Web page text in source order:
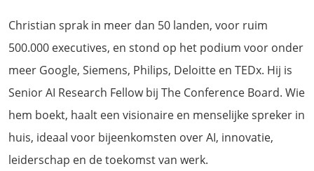
Christian sprak in meer dan 50 landen, voor ruim
500.000 executives, en stond op het podium voor onder
meer Google, Siemens, Philips, Deloitte en TEDx. Hij is
Senior AI Research Fellow bij The Conference Board. Wie
hem boekt, haalt een visionaire en menselijke spreker in
huis, ideaal voor bijeenkomsten over AI, innovatie,
leiderschap en de toekomst van werk.